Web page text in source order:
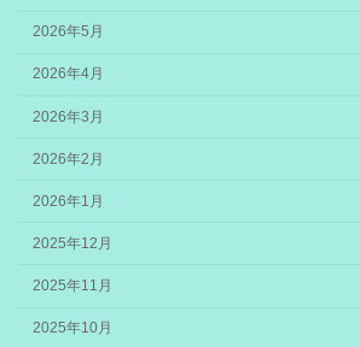
2026年5月
2026年4月
2026年3月
2026年2月
2026年1月
2025年12月
2025年11月
2025年10月